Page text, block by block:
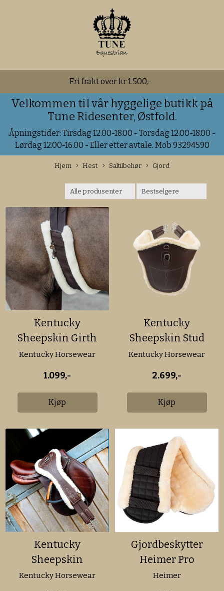
Fri frakt over kr 1.500,-
Velkommen til vår hyggelige butikk på
Tune Ridesenter, Østfold.
Åpningstider: Tirsdag 12.00-18.00 - Torsdag 12.00-18.00 -
Lørdag 12.00-16.00 - Eller etter avtale. Mob 93294590
Hjem Hest Saltilbehør Gjord
Kentucky
Sheepskin Girth
Kentucky Horsewear
1.099,-
Kjøp
Kentucky
Sheepskin Stud
Girth
Kentucky Horsewear
2.699,-
Kjøp
Kentucky
Sheepskin
Anatomic Girth
Kentucky Horsewear
Gjordbeskytter
Heimer Pro
Dressur
Heimer